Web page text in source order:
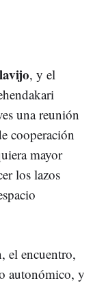
, y el
una reunión
cooperación
mayor
los lazos
el encuentro,
autonómico, y